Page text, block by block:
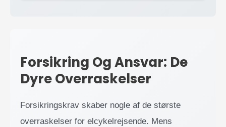
Forsikring Og Ansvar: De
Dyre Overraskelser
Forsikringskrav skaber nogle af de største
overraskelser for elcykelrejsende. Mens